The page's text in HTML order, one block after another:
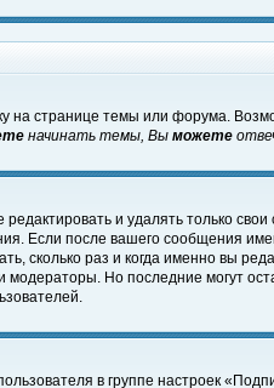
странице темы или форума.
начинать темы, Вы можете
и удалять только
Если после вашего сообщения
сколько раз и когда именно вы
Но последние могут
в группе настроек